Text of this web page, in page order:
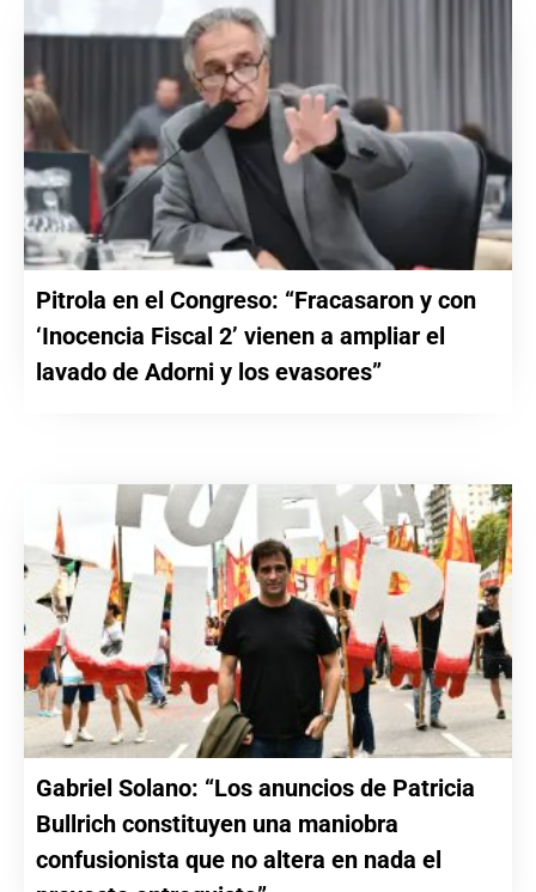
Pitrola en el Congreso: “Fracasaron y con
‘Inocencia Fiscal 2’ vienen a ampliar el
lavado de Adorni y los evasores”
Gabriel Solano: “Los anuncios de Patricia
Bullrich constituyen una maniobra
confusionista que no altera en nada el